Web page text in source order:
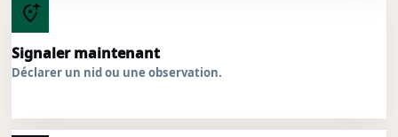
add_location_alt
Signaler maintenant
Déclarer un nid ou une observation.